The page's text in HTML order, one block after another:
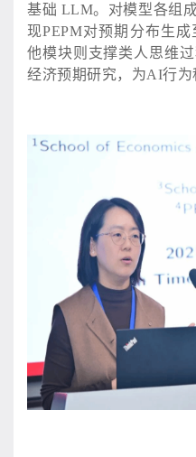
基础 LLM。对模型各组
现PEPM对预期分布生
他模块则支撑类人思维
经济预期研究，为AI行为